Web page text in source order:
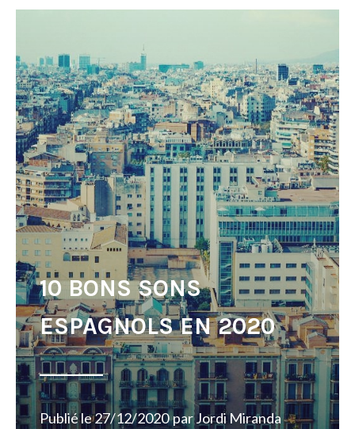
10 BONS SONS
ESPAGNOLS EN 2020
Publié le27/12/2020 parJordi Miranda